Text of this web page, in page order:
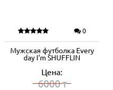
0
Мужская футболка Every
day I'm SHUFFLIN
Цена:
6000₸